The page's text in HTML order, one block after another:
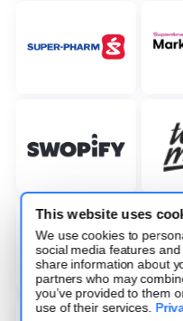
This website uses
We use cookies to
social media features
share information about
partners who may
you’ve provided to them
use of their services.